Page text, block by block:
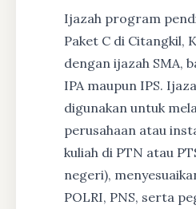
Ijazah program
Paket C di Citangkil,
dengan ijazah SMA,
IPA maupun IPS.
digunakan untuk
perusahaan atau
kuliah di PTN atau
negeri),
POLRI, PNS, serta